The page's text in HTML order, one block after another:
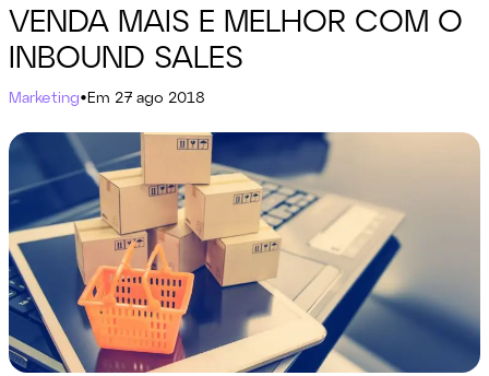
VENDA MAIS E MELHOR COM O
INBOUND SALES
Marketing•Em 27 ago 2018